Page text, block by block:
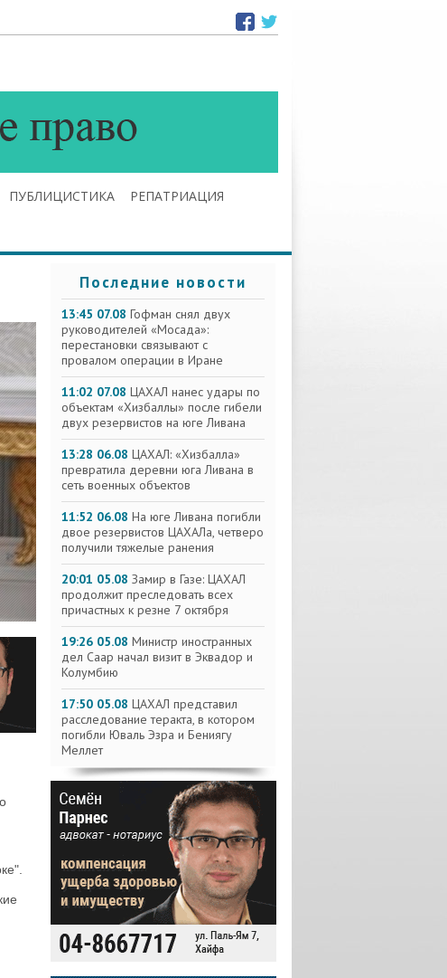
ПУБЛИЦИСТИКА РЕПАТРИАЦИЯ
Последние новости
13:45 07.08 Гофман снял двух
руководителей «Мосада»:
перестановки связывают с
провалом операции в Иране
11:02 07.08 ЦАХАЛ нанес удары по
объектам «Хизбаллы» после гибели
двух резервистов на юге Ливана
13:28 06.08 ЦАХАЛ: «Хизбалла»
превратила деревни юга Ливана в
сеть военных объектов
11:52 06.08 На юге Ливана погибли
двое резервистов ЦАХАЛа, четверо
получили тяжелые ранения
20:01 05.08 Замир в Газе: ЦАХАЛ
продолжит преследовать всех
причастных к резне 7 октября
19:26 05.08 Министр иностранных
дел Саар начал визит в Эквадор и
Колумбию
17:50 05.08 ЦАХАЛ представил
расследование теракта, в котором
погибли Юваль Эзра и Бениягу
Меллет